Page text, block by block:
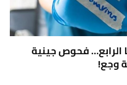
فحوص جينية
وجع!